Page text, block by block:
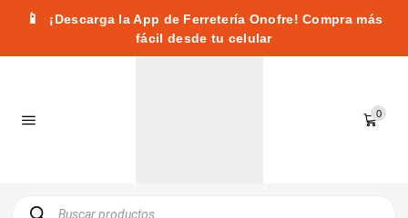
📱
¡Descarga la App de Ferretería Onofre! Compra más
fácil desde tu celular
0